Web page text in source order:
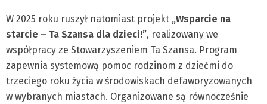
W 2025 roku ruszył natomiast projekt „Wsparcie na
starcie – Ta Szansa dla dzieci!”, realizowany we
współpracy ze Stowarzyszeniem Ta Szansa. Program
zapewnia systemową pomoc rodzinom z dziećmi do
trzeciego roku życia w środowiskach defaworyzowanych
w wybranych miastach. Organizowane są równocześnie